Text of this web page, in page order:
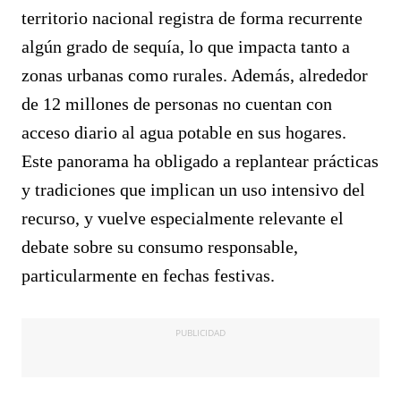
territorio nacional registra de forma recurrente
algún grado de sequía, lo que impacta tanto a
zonas urbanas como rurales. Además, alrededor
de 12 millones de personas no cuentan con
acceso diario al agua potable en sus hogares.
Este panorama ha obligado a replantear prácticas
y tradiciones que implican un uso intensivo del
recurso, y vuelve especialmente relevante el
debate sobre su consumo responsable,
particularmente en fechas festivas.
PUBLICIDAD